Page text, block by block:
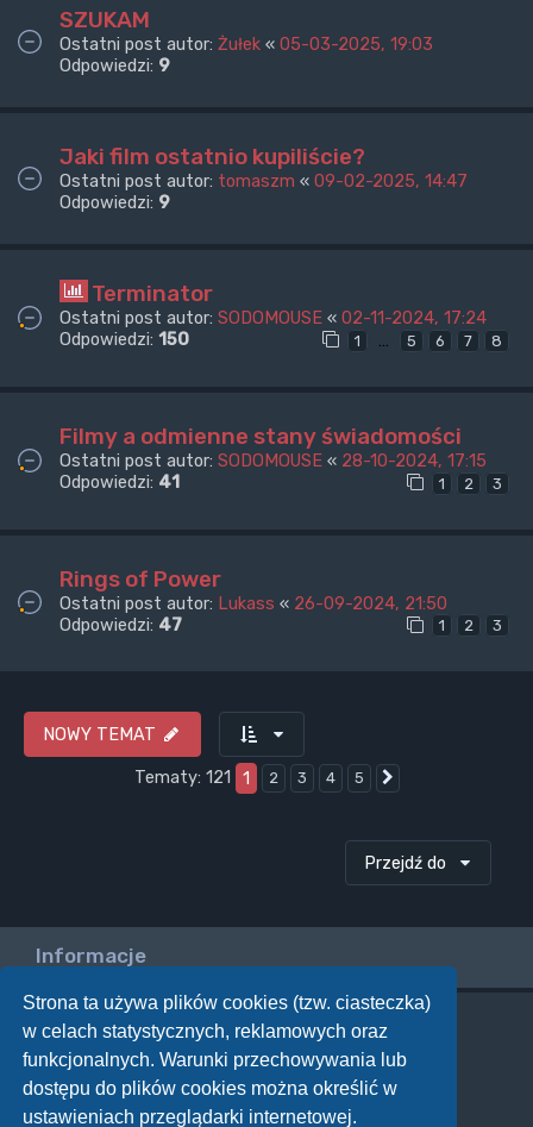
Strona ta używa plików cookies (tzw. ciasteczka)
w celach statystycznych, reklamowych oraz
funkcjonalnych. Warunki przechowywania lub
dostępu do plików cookies można określić w
ustawieniach przeglądarki internetowej.
SZUKAM
Ostatni post autor: Żułek « 05-03-2025, 19:03
Odpowiedzi: 9
Jaki film ostatnio kupiliście?
Ostatni post autor: tomaszm « 09-02-2025, 14:47
Odpowiedzi: 9
Terminator
Ostatni post autor: SODOMOUSE « 02-11-2024, 17:24
Odpowiedzi: 150 1 … 5 6 7 8
Filmy a odmienne stany świadomości
Ostatni post autor: SODOMOUSE « 28-10-2024, 17:15
Odpowiedzi: 41 1 2 3
Rings of Power
Ostatni post autor: Lukass « 26-09-2024, 21:50
Odpowiedzi: 47 1 2 3
NOWY TEMAT
Tematy: 121
1 2 3 4 5
Przejdź do
Informacje
Twoje uprawnienia na tym forum
Nie możesztworzyć nowych tematów
Nie możeszodpowiadać w tematach
Nie możesz zmieniać swoich postów